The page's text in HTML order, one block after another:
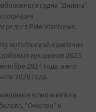
судна "Вилига".
РИА VladNews.
магаданской компании
аукционов 2023
2024 года, а его
2028 года.
компанией на
"Омолон" и